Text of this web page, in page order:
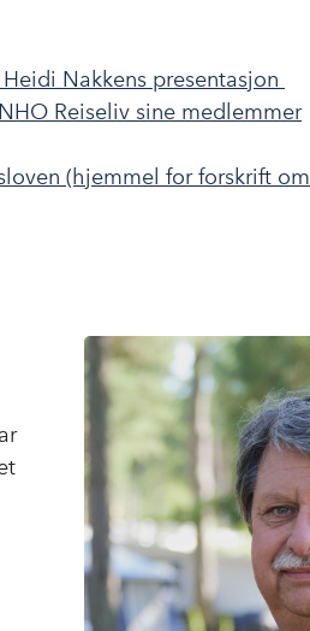
Nakkens presentasjon
Reiseliv sine medlemmer
(hjemmel for forskrift om